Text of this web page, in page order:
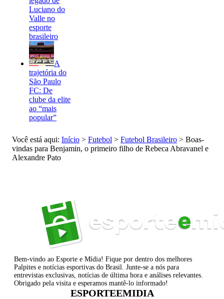
Luciano do
Valle no
esporte
brasileiro
A
trajetória do
São Paulo
FC: De
clube da elite
ao “mais
popular”
Você está aqui: Início > Futebol > Futebol Brasileiro > Boas-
vindas para Benjamin, o primeiro filho de Rebeca Abravanel e
Alexandre Pato
Bem-vindo ao Esporte e Mídia! Fique por dentro dos melhores
Palpites e notícias esportivas do Brasil. Junte-se a nós para
entrevistas exclusivas, notícias de última hora e análises relevantes.
Obrigado pela visita e esperamos mantê-lo informado!
ESPORTEEMIDIA